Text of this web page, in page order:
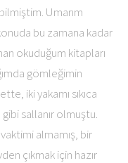
Umarım
bu zamana kadar
okuduğum kitapları
gömleğimin
iki yakamı sıkıca
sallanır olmuştu.
almamış, bir
çıkmak için hazır